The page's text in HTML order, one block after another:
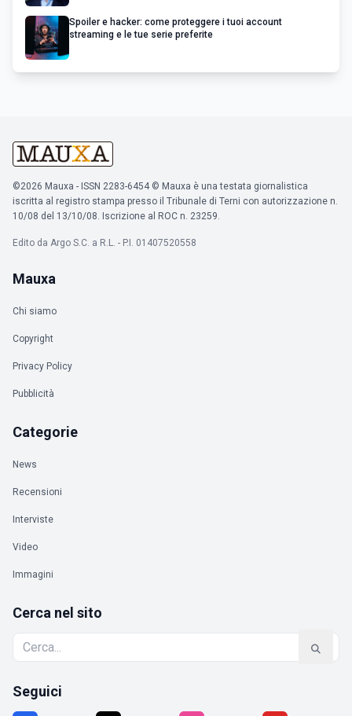
Spoiler e hacker: come proteggere i tuoi account
streaming e le tue serie preferite
©2026 Mauxa - ISSN 2283-6454 © Mauxa è una testata giornalistica
iscritta al registro stampa presso il Tribunale di Terni con autorizzazione n.
10/08 del 13/10/08. Iscrizione al ROC n. 23259.
Edito da Argo S.C. a R.L. - P.I. 01407520558
Mauxa
Chi siamo
Copyright
Privacy Policy
Pubblicità
Categorie
News
Recensioni
Interviste
Video
Immagini
Cerca nel sito
Seguici